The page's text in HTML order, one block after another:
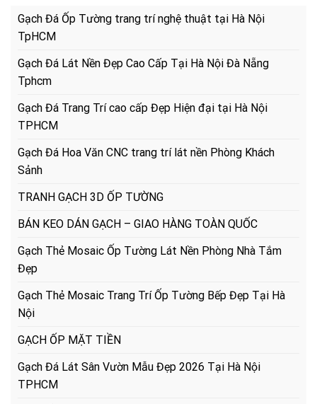
Gạch Đá Ốp Tường trang trí nghệ thuật tại Hà Nội
TpHCM
Gạch Đá Lát Nền Đẹp Cao Cấp Tại Hà Nội Đà Nẵng
Tphcm
Gạch Đá Trang Trí cao cấp Đẹp Hiện đại tại Hà Nội
TPHCM
Gạch Đá Hoa Văn CNC trang trí lát nền Phòng Khách
Sảnh
TRANH GẠCH 3D ỐP TƯỜNG
BÁN KEO DÁN GẠCH – GIAO HÀNG TOÀN QUỐC
Gạch Thẻ Mosaic Ốp Tường Lát Nền Phòng Nhà Tắm
Đẹp
Gạch Thẻ Mosaic Trang Trí Ốp Tường Bếp Đẹp Tại Hà
Nội
GẠCH ỐP MẶT TIỀN
Gạch Đá Lát Sân Vườn Mẫu Đẹp 2026 Tại Hà Nội
TPHCM